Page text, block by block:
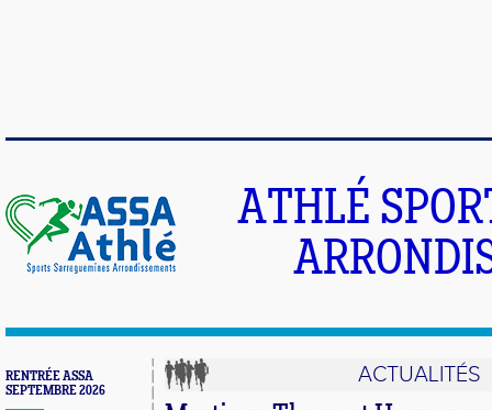
ATHLÉ
RENTRÉE ASSA
SEPTEMBRE 2026
ACTUALITÉS